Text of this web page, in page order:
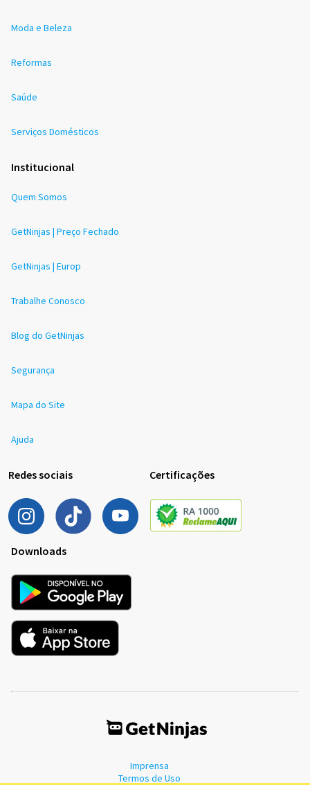
Moda e Beleza
Reformas
Saúde
Serviços Domésticos
Institucional
Quem Somos
GetNinjas | Preço Fechado
GetNinjas | Europ
Trabalhe Conosco
Blog do GetNinjas
Segurança
Mapa do Site
Ajuda
Redes sociais Certificações
Downloads
Imprensa
Termos de Uso